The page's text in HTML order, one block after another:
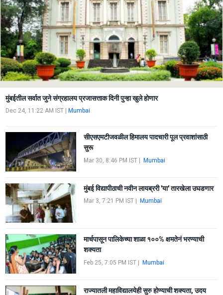
मुंबईतील सर्वात जुने संग्रहालय प्रजासत्ताक दिनी पुन्हा खुले होणार
Dec 24, 11:22 AM IST Mumbai
सीएसएमटीजवळील हिमालय पादचारी पूल प्रवाशांसाठी
सुरू
Mar 30, 8:46 PM IST| Mumbai
मुंबई विद्यापीठाची नवीन लायब्ररी 'या' तारखेला उघडणार
Mar 3, 7:21 PM IST| Mumbai
मार्चपासून पालिकेच्या शाळा १००% क्षमतेनं भरण्याची
शक्यता
Feb 25, 7:05 PM IST| Mumbai
राज्यातली महाविद्यालयेही सुरु होण्याची शक्यता, उदय